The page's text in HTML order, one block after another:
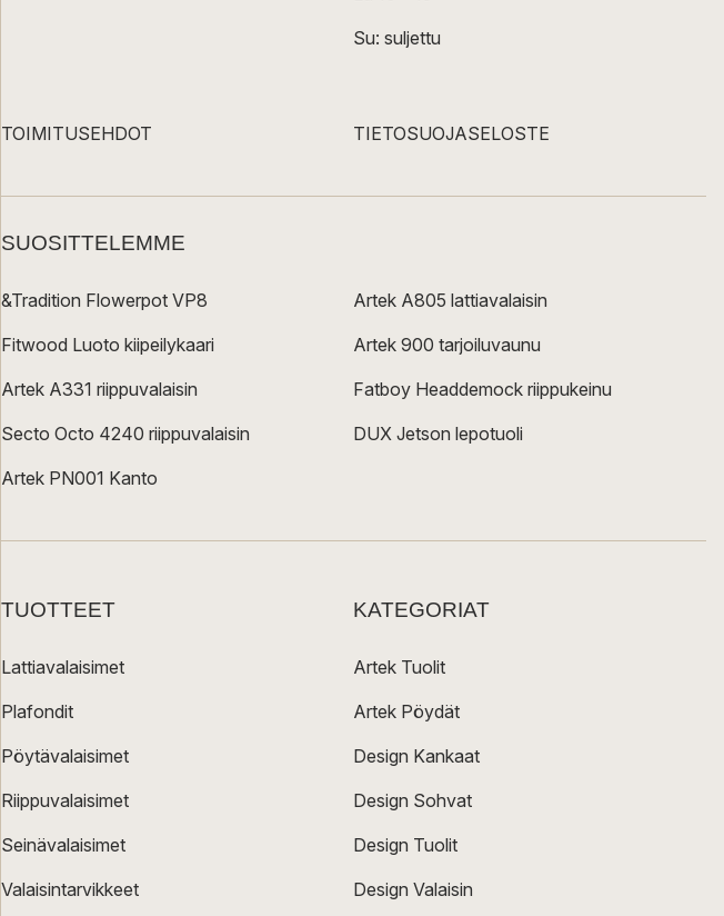
Su: suljettu
TOIMITUSEHDOT TIETOSUOJASELOSTE
SUOSITTELEMME
&Tradition Flowerpot VP8
Fitwood Luoto kiipeilykaari
Artek A331 riippuvalaisin
Secto Octo 4240 riippuvalaisin
Artek PN001 Kanto
Artek A805 lattiavalaisin
Artek 900 tarjoiluvaunu
Fatboy Headdemock riippukeinu
DUX Jetson lepotuoli
TUOTTEET
Lattiavalaisimet
Plafondit
Pöytävalaisimet
Riippuvalaisimet
Seinävalaisimet
Valaisintarvikkeet
KATEGORIAT
Artek Tuolit
Artek Pöydät
Design Kankaat
Design Sohvat
Design Tuolit
Design Valaisin